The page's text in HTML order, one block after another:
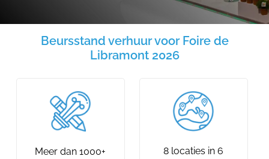
Beursstand verhuur voor Foire de
Libramont 2026
Meer dan 1000+
8 locaties in 6